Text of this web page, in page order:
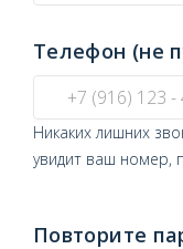
Телефон (не
Никаких лишних
увидит ваш номер,
Повторите